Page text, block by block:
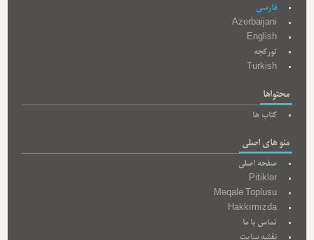
فارسی
Azerbaijani
English
تورکجه
Turkish
محتواها
کتاب ها
منو های اصلی
صفحه اصلی
Pitiklər
Məqalə Toplusu
Hakkımızda
تماس با ما
نقشه سایت